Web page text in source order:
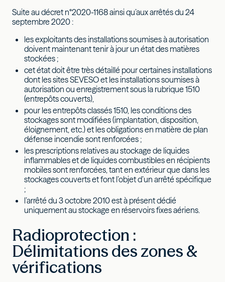
Suite au décret n°2020-1168 ainsi qu’aux arrêtés du 24
septembre 2020 :
les exploitants des installations soumises à autorisation
doivent maintenant tenir à jour un état des matières
stockées ;
cet état doit être très détaillé pour certaines installations
dont les sites SEVESO et les installations soumises à
autorisation ou enregistrement sous la rubrique 1510
(entrepôts couverts),
pour les entrepôts classés 1510, les conditions des
stockages sont modifiées (implantation, disposition,
éloignement, etc.) et les obligations en matière de plan
défense incendie sont renforcées ;
les prescriptions relatives au stockage de liquides
inflammables et de liquides combustibles en récipients
mobiles sont renforcées, tant en extérieur que dans les
stockages couverts et font l’objet d’un arrêté spécifique
;
l’arrêté du 3 octobre 2010 est à présent dédié
uniquement au stockage en réservoirs fixes aériens.
Radioprotection :
Délimitations des zones &
vérifications